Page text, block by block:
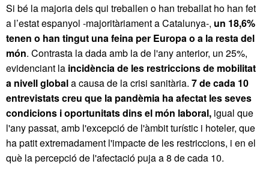
Si bé la majoria dels qui treballen o han treballat ho han fet
a l’estat espanyol -majoritàriament a Catalunya-, un 18,6%
tenen o han tingut una feina per Europa o a la resta del
món. Contrasta la dada amb la de l'any anterior, un 25%,
evidenciant la incidència de les restriccions de mobilitat
a nivell globala causa de la crisi sanitària. 7 de cada 10
entrevistats creu que la pandèmia ha afectat les seves
condicions i oportunitats dins el món laboral, igual que
l'any passat, amb l'excepció de l'àmbit turístic i hoteler, que
ha patit extremadament l'impacte de les restriccions, i en el
què la percepció de l'afectació puja a 8 de cada 10.